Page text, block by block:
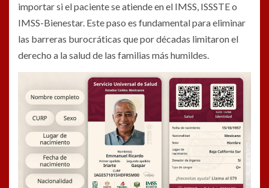
importar si el paciente se atiende en el IMSS, ISSSTE o
IMSS-Bienestar. Este paso es fundamental para eliminar
las barreras burocráticas que por décadas limitaron el
derecho a la salud de las familias más humildes.